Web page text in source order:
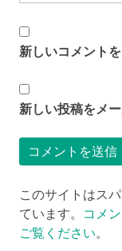
新しいコメント
新しい投稿をメ
このサイトはス
ています。 コメ
ご覧ください。